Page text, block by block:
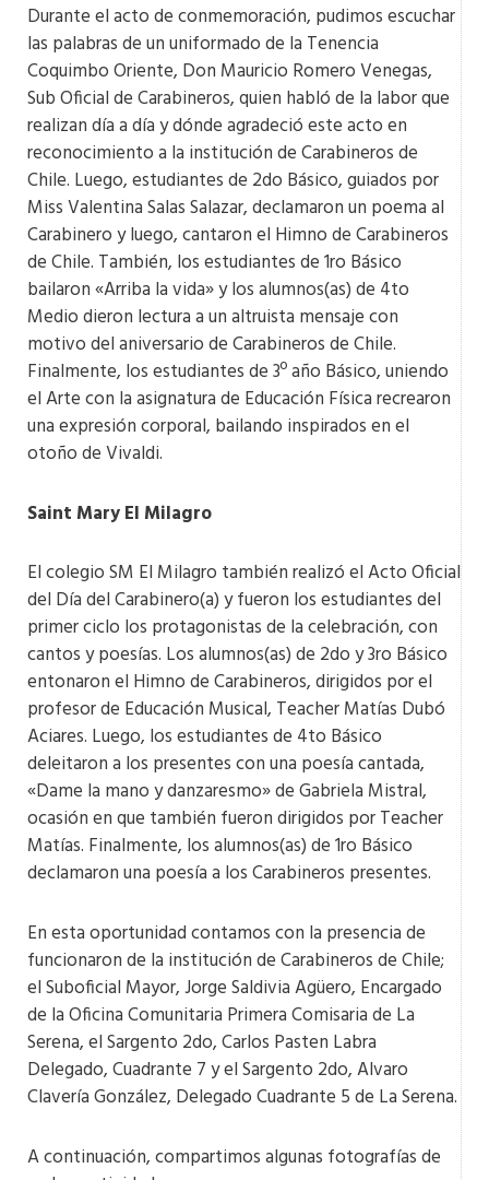
Durante el acto de conmemoración, pudimos escuchar
las palabras de un uniformado de la Tenencia
Coquimbo Oriente, Don Mauricio Romero Venegas,
Sub Oficial de Carabineros, quien habló de la labor que
realizan día a día y dónde agradeció este acto en
reconocimiento a la institución de Carabineros de
Chile. Luego, estudiantes de 2do Básico, guiados por
Miss Valentina Salas Salazar, declamaron un poema al
Carabinero y luego, cantaron el Himno de Carabineros
de Chile. También, los estudiantes de 1ro Básico
bailaron «Arriba la vida» y los alumnos(as) de 4to
Medio dieron lectura a un altruista mensaje con
motivo del aniversario de Carabineros de Chile.
Finalmente, los estudiantes de 3º año Básico, uniendo
el Arte con la asignatura de Educación Física recrearon
una expresión corporal, bailando inspirados en el
otoño de Vivaldi.
Saint Mary El Milagro
El colegio SM El Milagro también realizó el Acto Oficial
del Día del Carabinero(a) y fueron los estudiantes del
primer ciclo los protagonistas de la celebración, con
cantos y poesías. Los alumnos(as) de 2do y 3ro Básico
entonaron el Himno de Carabineros, dirigidos por el
profesor de Educación Musical, Teacher Matías Dubó
Aciares. Luego, los estudiantes de 4to Básico
deleitaron a los presentes con una poesía cantada,
«Dame la mano y danzaresmo» de Gabriela Mistral,
ocasión en que también fueron dirigidos por Teacher
Matías. Finalmente, los alumnos(as) de 1ro Básico
declamaron una poesía a los Carabineros presentes.
En esta oportunidad contamos con la presencia de
funcionaron de la institución de Carabineros de Chile;
el Suboficial Mayor, Jorge Saldivia Agüero, Encargado
de la Oficina Comunitaria Primera Comisaria de La
Serena, el Sargento 2do, Carlos Pasten Labra
Delegado, Cuadrante 7 y el Sargento 2do, Alvaro
Clavería González, Delegado Cuadrante 5 de La Serena.
A continuación, compartimos algunas fotografías de